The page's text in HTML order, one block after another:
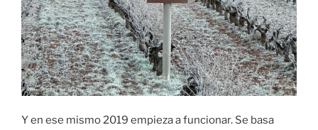
Y en ese mismo 2019 empieza a funcionar. Se basa